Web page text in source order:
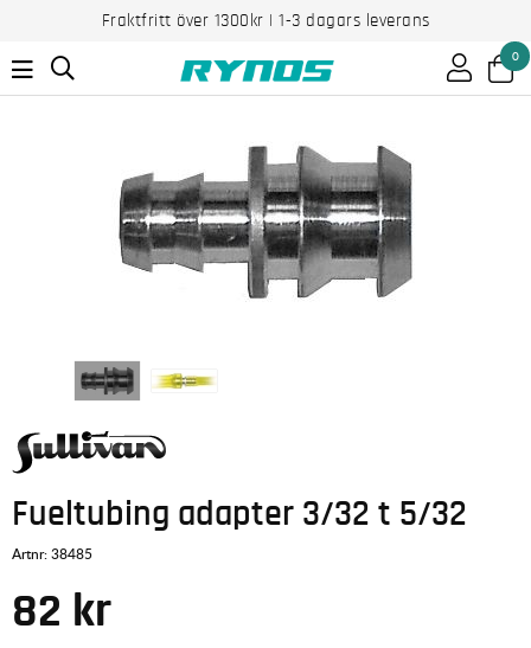
Fraktfritt över 1300kr | 1-3 dagars leverans
0
Fueltubing adapter 3/32 t 5/32
Artnr:38485
82 kr